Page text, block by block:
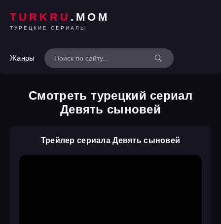
TURKRU .MOM
ТУРЕЦКИЕ СЕРИАЛЫ
Жанры
Смотреть турецкий сериал
Девять сыновей
Трейлер сериала Девять сыновей